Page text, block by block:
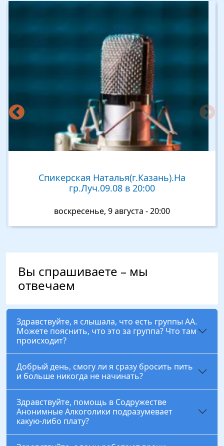
Изображение
Спикерская Наталья(г.Казань).На
гр.Луч.09.08 в 20:00
воскресенье, 9 августа - 20:00
Вы спрашиваете – мы
отвечаем
Здравствуйте, я слышала, что есть группы АА.
Можете пояснить, что это за группа? Что там
происходит?
Добрый день, смогу ли я сразу бросить пить
и больше никогда не начинать?
Здравствуйте, помощь в Содружестве
Анонимные Алкоголики подразумевает
какую-либо плату?